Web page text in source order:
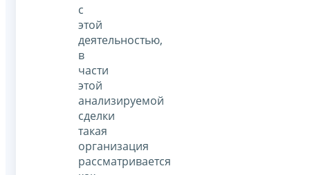
с
этой
деятельностью,
в
части
этой
анализируемой
сделки
такая
организация
рассматривается